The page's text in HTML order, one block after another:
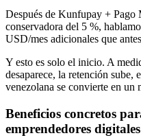
Después de Kunfupay + Pago
conservadora del 5 %,
USD/mes adicionales que
Y esto es solo el inicio. A
desaparece, la retención sube,
venezolana se convierte en un
Beneficios concretos
emprendedores digitales